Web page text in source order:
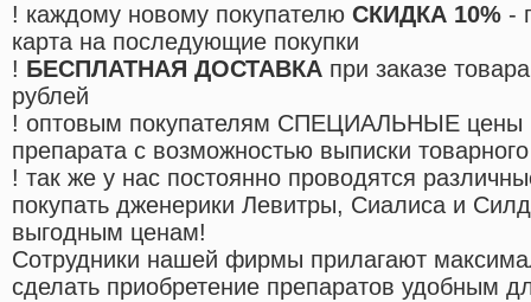
! каждому новому покупателю СКИДКА 10% -
карта на последующие покупки
! БЕСПЛАТНАЯ ДОСТАВКА при заказе
рублей
! оптовым покупателям СПЕЦИАЛЬНЫЕ цены
препарата с возможностью выписки
! так же у нас постоянно проводятся
покупать дженерики Левитры, Сиалиса и
выгодным ценам!
Cотрудники нашей фирмы прилагают
сделать приобретение препаратов удобным